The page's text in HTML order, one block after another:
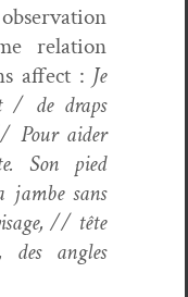
rela­tion
affect : Je
/ de draps
Pour aider
Son pied
jambe sans
// tête
des angles